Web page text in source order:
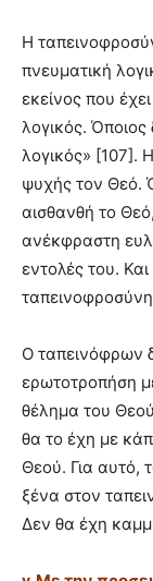
Η
πνευματική
εκείνος που
λογικός. Όποιος
λογικός» [107].
ψυχής τον Θεό.
αισθανθή το
ανέκφραστη
εντολές του.
Ο ταπεινόφρων
ερωτοτροπήση
θέλημα του
θα το έχη με
Θεού. Για αυτό,
ξένα στον
Δεν θα έχη